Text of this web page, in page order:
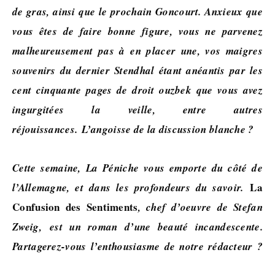
de gras, ainsi que le prochain Goncourt. Anxieux que
vous êtes de faire bonne figure, vous ne parvenez
malheureusement pas à en placer une, vos maigres
souvenirs du dernier Stendhal étant anéantis par les
cent cinquante pages de droit ouzbek que vous avez
ingurgitées la veille, entre autres
réjouissances.L’angoisse de la discussion blanche ?
Cette semaine, La Péniche vous emporte du côté de
l’Allemagne, et dans les profondeurs du savoir. La
Confusion des Sentiments, chef d’oeuvre de Stefan
Zweig, est un roman d’une beauté incandescente.
Partagerez-vous l’enthousiasme de notre rédacteur ?